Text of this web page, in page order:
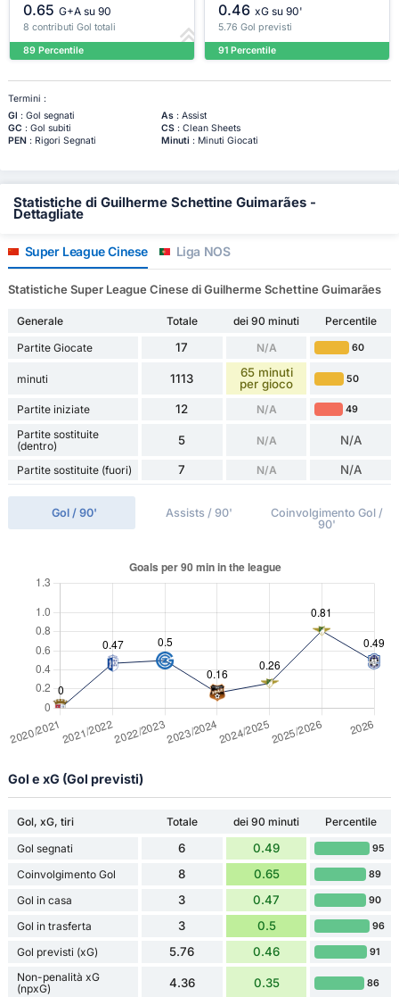
0.65 G+A su 90
8 contributi Gol totali
89 Percentile
0.46 xG su 90'
5.76 Gol previsti
91 Percentile
Termini :
Gl : Gol segnati As: Assist
GC : Gol subiti CS: Clean Sheets
PEN: Rigori Segnati Minuti : Minuti Giocati
Statistiche di Guilherme Schettine Guimarães -
Dettagliate
Super League Cinese Liga NOS
Statistiche Super League Cinese di Guilherme Schettine Guimarães
Generale Totale dei 90 minuti
Percentile
Partite Giocate
17 N/A 60
minuti 1113
65 minuti
per gioco
50
Partite iniziate 12 N/A 49
Partite sostituite
(dentro)
5 N/A N/A
Partite sostituite (fuori) 7 N/A N/A
Gol / 90' Assists / 90'
Coinvolgimento Gol /
90'
Gol e xG (Gol previsti)
Gol, xG, tiri Totale dei 90 minuti
Percentile
Gol segnati
6 0.49 95
Coinvolgimento Gol 8 0.65 89
Gol in casa 3 0.47 90
Gol in trasferta 3 0.5 96
Gol previsti (xG) 5.76 0.46 91
Non-penalità xG
(npxG)
4.36 0.35 86